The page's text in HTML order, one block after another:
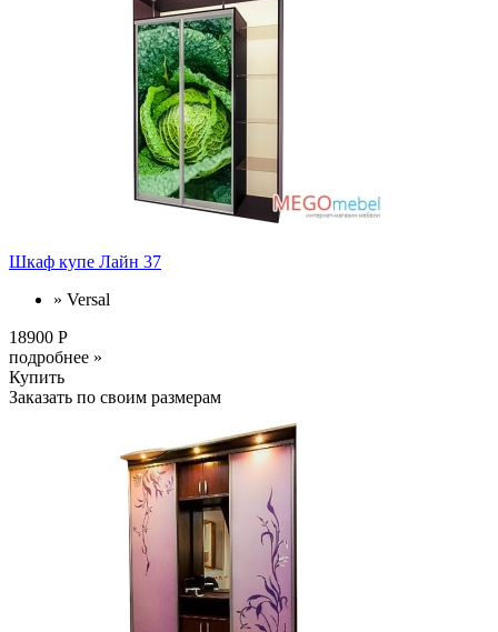
Шкаф купе Лайн 37
» Versal
18900 Р
подробнее »
Купить
Заказать по своим размерам